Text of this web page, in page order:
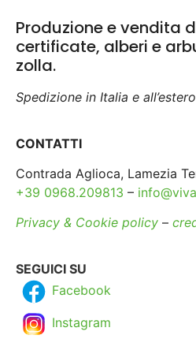
Produzione e vendita
certificate, alberi e
zolla.
Spedizione in Italia e all’estero
CONTATTI
Contrada Aglioca, Lamezia
+39 0968.209813 –
Privacy & Cookie policy –
SEGUICI SU
Facebook
Instagram